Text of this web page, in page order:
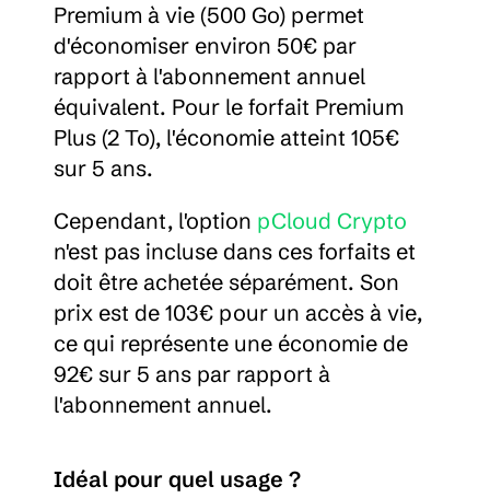
Premium à vie (500 Go) permet
d'économiser environ 50€ par
rapport à l'abonnement annuel
équivalent. Pour le forfait Premium
Plus (2 To), l'économie atteint 105€
sur 5 ans.
Cependant, l'option pCloud Crypto
n'est pas incluse dans ces forfaits et
doit être achetée séparément. Son
prix est de 103€ pour un accès à vie,
ce qui représente une économie de
92€ sur 5 ans par rapport à
l'abonnement annuel.
Idéal pour quel usage ?